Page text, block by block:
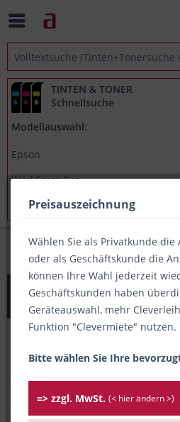
TINTEN & TONER
Schnellsuche
Modellauswahl:
Epson WorkForce Pro
Printation Tinte ersetzt Epson
schwarz
Preisauszeichnung
Wählen Sie als Privatkunde die
oder als Geschäftskunde die
können Ihre Wahl jederzeit
Geschäftskunden haben
Geräteauswahl, mehr
Funktion "Clevermiete" nutzen.
Bitte wählen Sie Ihre
=> zzgl. MwSt. (< hier ändern >)